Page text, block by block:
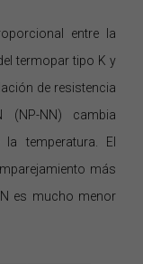
entre la
termopar tipo K y
de resistencia
(NP-NN) cambia
temperatura. El
más
N es mucho menor